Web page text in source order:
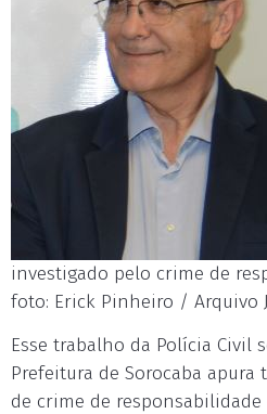
investigado pelo crime de
foto: Erick Pinheiro / Arquivo
Esse trabalho da Polícia Civil
Prefeitura de Sorocaba
de crime de responsabilidade